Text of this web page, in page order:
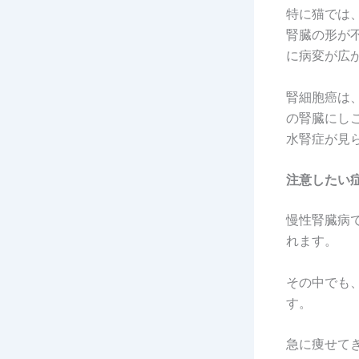
特に猫では
腎臓の形が
に病変が広
腎細胞癌は
の腎臓にし
水腎症が見
注意したい
慢性腎臓病
れます。
その中でも
す。
急に痩せて